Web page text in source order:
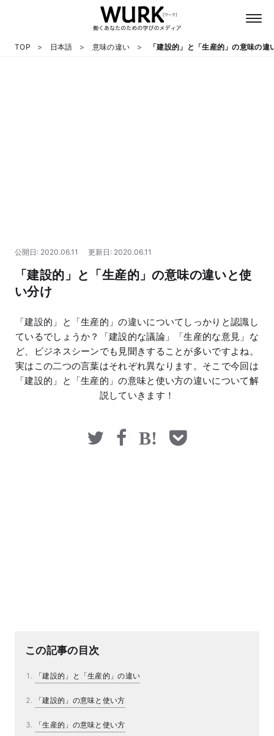
マネー
TOP 日本語 意味の違い 「建設的」と「生産的」の意味の違
公開日: 2020.06.11 更新日: 2020.06.11
「建設的」と「生産的」の意味の違いと使
い分け
「建設的」と「生産的」の違いについてしっかりと認識し
ているでしょうか？「建設的な議論」「生産的な意見」な
ど、ビジネスシーンでも見聞きすることが多いですよね。
実はこの二つの言葉はそれぞれ異なります。そこで今回は
「建設的」と「生産的」の意味と使い方の違いについて解
説していきます！
この記事の目次
「建設的」と「生産的」の違い
「建設的」の意味と使い方
「生産的」の意味と使い方